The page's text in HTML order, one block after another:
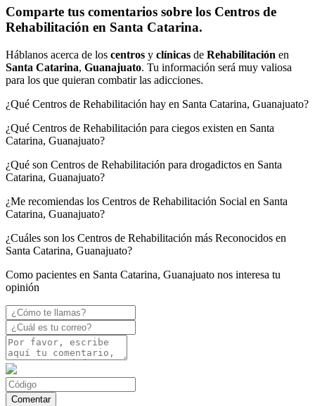
Comparte tus comentarios sobre los Centros de
Rehabilitación en Santa Catarina.
Háblanos acerca de los centros y clínicas de Rehabilitación en
Santa Catarina, Guanajuato. Tu información será muy valiosa
para los que quieran combatir las adicciones.
¿Qué Centros de Rehabilitación hay en Santa Catarina, Guanajuato?
¿Qué Centros de Rehabilitación para ciegos existen en Santa
Catarina, Guanajuato?
¿Qué son Centros de Rehabilitación para drogadictos en Santa
Catarina, Guanajuato?
¿Me recomiendas los Centros de Rehabilitación Social en Santa
Catarina, Guanajuato?
¿Cuáles son los Centros de Rehabilitación más Reconocidos en
Santa Catarina, Guanajuato?
Como pacientes en Santa Catarina, Guanajuato nos interesa tu
opinión